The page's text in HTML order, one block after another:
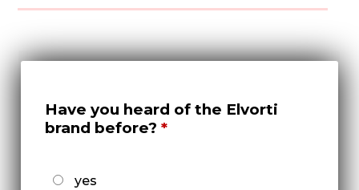
Have you heard of the Elvorti
brand before?
yes